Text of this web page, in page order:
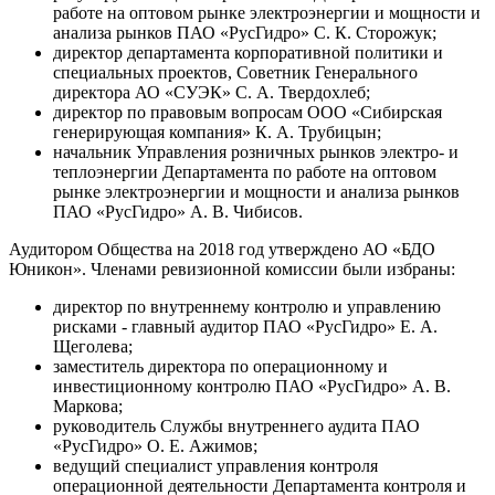
работе на оптовом рынке электроэнергии и мощности и
анализа рынков ПАО «РусГидро» С. К. Сторожук;
директор департамента корпоративной политики и
специальных проектов, Советник Генерального
директора АО «СУЭК» С. А. Твердохлеб;
директор по правовым вопросам ООО «Сибирская
генерирующая компания» К. А. Трубицын;
начальник Управления розничных рынков электро- и
теплоэнергии Департамента по работе на оптовом
рынке электроэнергии и мощности и анализа рынков
ПАО «РусГидро» А. В. Чибисов.
Аудитором Общества на 2018 год утверждено АО «БДО
Юникон». Членами ревизионной комиссии были избраны:
директор по внутреннему контролю и управлению
рисками - главный аудитор ПАО «РусГидро» Е. А.
Щеголева;
заместитель директора по операционному и
инвестиционному контролю ПАО «РусГидро» А. В.
Маркова;
руководитель Службы внутреннего аудита ПАО
«РусГидро» О. Е. Ажимов;
ведущий специалист управления контроля
операционной деятельности Департамента контроля и